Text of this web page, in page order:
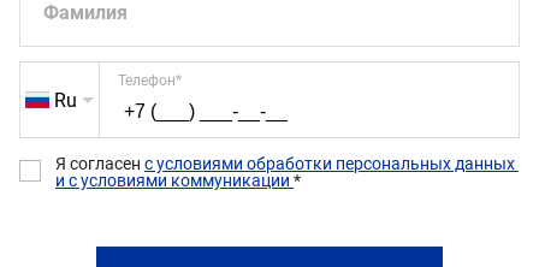
Фамилия
Ru
Телефон*
Я согласен с условиями обработки персональных данных
и с условиями коммуникации *